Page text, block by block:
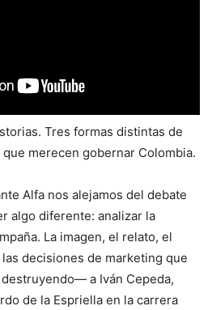
Tres formas distintas de
merecen gobernar Colombia.
Alfa nos alejamos del debate
algo diferente: analizar la
La imagen, el relato, el
decisiones de marketing que
a Iván Cepeda,
de la Espriella en la carrera